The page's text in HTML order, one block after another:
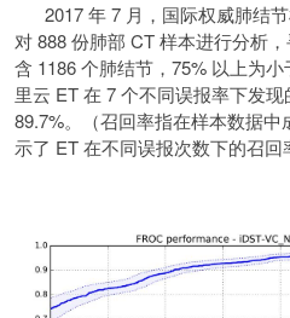
2017 年 7 月，国际权威肺结
对 888 份肺部 CT 样本进行分析
含 1186 个肺结节，75% 以上为
里云 ET 在 7 个不同误报率下发
89.7%。（召回率指在样本数据
示了 ET 在不同误报次数下的召回